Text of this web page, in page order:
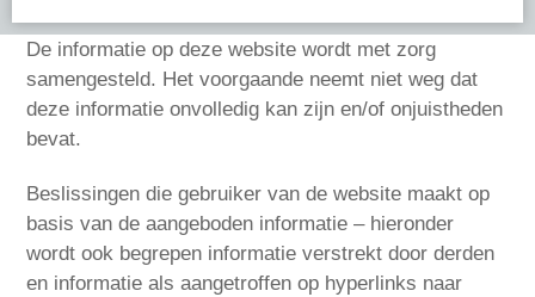
De informatie op deze website wordt met zorg
samengesteld. Het voorgaande neemt niet weg dat
deze informatie onvolledig kan zijn en/of onjuistheden
bevat.
Beslissingen die gebruiker van de website maakt op
basis van de aangeboden informatie – hieronder
wordt ook begrepen informatie verstrekt door derden
en informatie als aangetroffen op hyperlinks naar